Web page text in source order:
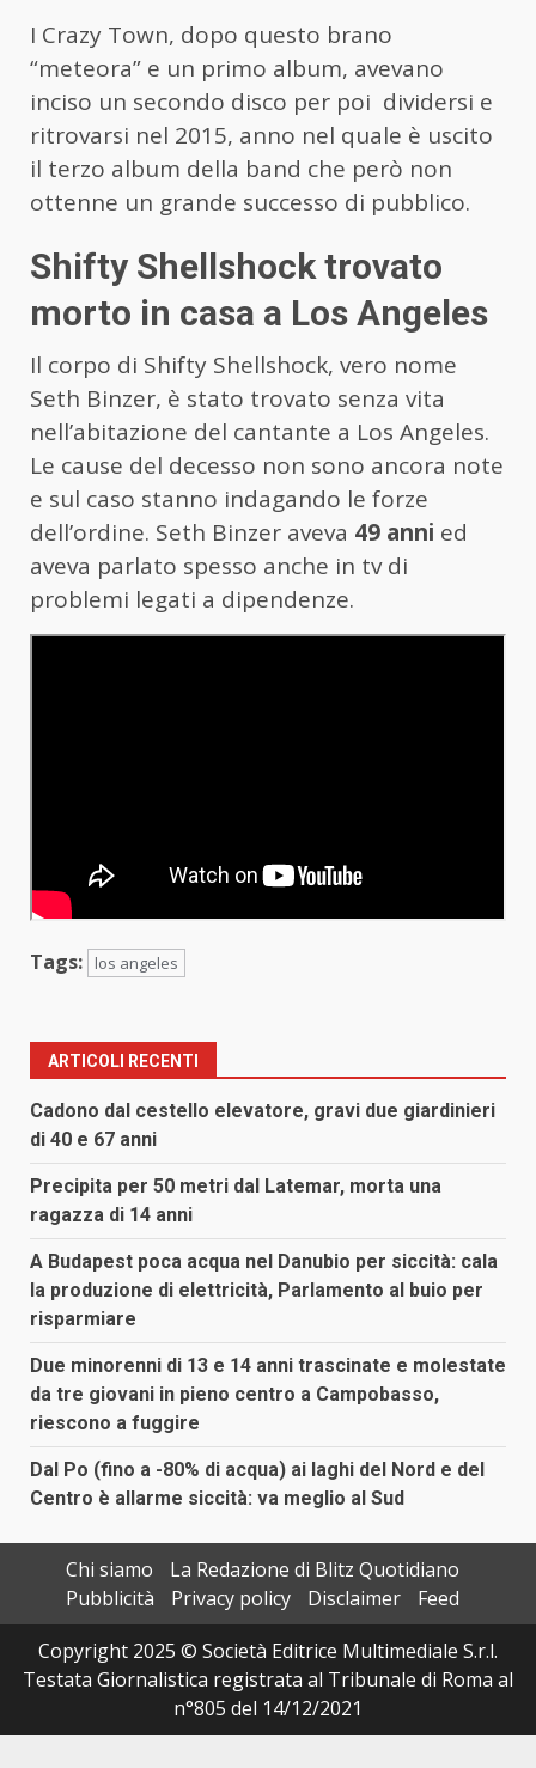
I Crazy Town, dopo questo brano
“meteora” e un primo album, avevano
inciso un secondo disco per poi dividersi e
ritrovarsi nel 2015, anno nel quale è uscito
il terzo album della band che però non
ottenne un grande successo di pubblico.
Shifty Shellshock trovato
morto in casa a Los Angeles
Il corpo di Shifty Shellshock, vero nome
Seth Binzer, è stato trovato senza vita
nell’abitazione del cantante a Los Angeles.
Le cause del decesso non sono ancora note
e sul caso stanno indagando le forze
dell’ordine. Seth Binzer aveva 49 anni ed
aveva parlato spesso anche in tv di
problemi legati a dipendenze.
Tags: los angeles
ARTICOLI RECENTI
Cadono dal cestello elevatore, gravi due giardinieri
di 40 e 67 anni
Precipita per 50 metri dal Latemar, morta una
ragazza di 14 anni
A Budapest poca acqua nel Danubio per siccità: cala
la produzione di elettricità, Parlamento al buio per
risparmiare
Due minorenni di 13 e 14 anni trascinate e molestate
da tre giovani in pieno centro a Campobasso,
riescono a fuggire
Dal Po (fino a -80% di acqua) ai laghi del Nord e del
Centro è allarme siccità: va meglio al Sud
Chi siamo
La Redazione di Blitz Quotidiano
Pubblicità
Privacy policy Disclaimer
Feed
Copyright 2025 © Società Editrice Multimediale S.r.l.
Testata Giornalistica registrata al Tribunale di Roma al
n°805 del 14/12/2021